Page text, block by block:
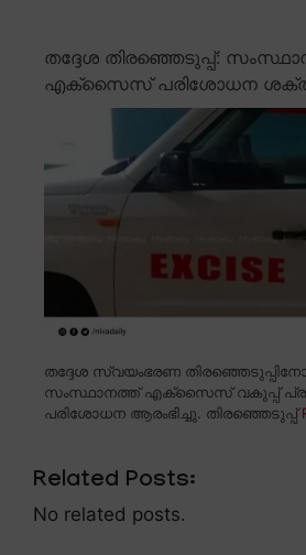
തദ്ദേശ തിരഞ്ഞെടുപ്പ്:
എക്സൈസ് പരിശോധന
തദ്ദേശ സ്വയംഭരണ
സംസ്ഥാനത്ത് എക്സൈസ് വകുപ്പ്
പരിശോധന ആരംഭിച്ചു. തിരഞ്ഞെടുപ്പ്
Related Posts:
No related posts.